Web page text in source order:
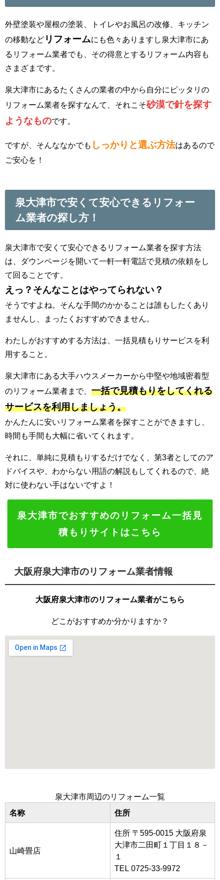
外壁塗装や屋根の塗装、トイレやお風呂の改修、キッチン
の移動など リフォームにも色々ありますし泉大津市にあ
るリフォーム業者でも、その得意とするリフォーム内容も
さまざまです。
泉大津市にあるたくさんの業者の中から自分にピッタリの
リフォーム業者を探すなんて、それこそ砂漠で針を探す
ようなものです。
ですが、そんななかでも しっかりと選ぶ方法はあるので
ご安心を！
泉大津市で安くて安心できるリフォー
ム業者の探し方！
泉大津市で安くて安心できるリフォーム業者を探す方法
は、ダウンページを開いて一軒一軒電話で見積の依頼をし
て回ることです。
えっ？そんなことはやってられない？
そうですよね。そんな手間のかかることは誰もしたくあり
ませんし、まったくおすすめできません。
わたしがおすすめする方法は、一括見積もりサービスを利
用すること。
泉大津市にある大手ハウスメーカーから中堅や地域密着型
のリフォーム業者まで、 一括で見積もりをしてくれる
サービスを利用しましょう。
かんたんに安いリフォーム業者を探すことができますし、
時間も手間も大幅に省いてくれます。
それに、単純に見積もりするだけでなく、第3者としてのア
ドバイスや、わからない用語の解説もしてくれるので、絶
対に使わない手はないですよ！
泉大津市でおすすめのリフォーム一括見
積もりサイトはこちら
大阪府泉大津市のリフォーム業者情報
大阪府泉大津市のリフォーム業者がこちら
どこがおすすめか分かりますか？
泉大津市周辺のリフォーム一覧
名称 住所
山崎畳店
住所 〒595-0015 大阪府泉
大津市二田町１丁目１８－
１
TEL 0725-33-9972